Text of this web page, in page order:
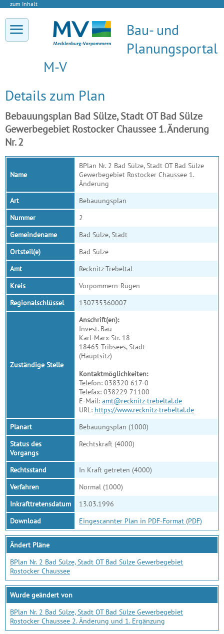
zum Inhalt
Bau- und
Planungsportal
M-V
Details zum Plan
Bebauungsplan Bad Sülze, Stadt OT Bad Sülze
Gewerbegebiet Rostocker Chaussee 1. Änderung
Nr. 2
Name
BPlan Nr. 2 Bad Sülze, Stadt OT Bad Sülze
Gewerbegebiet Rostocker Chaussee 1.
Änderung
Art
Bebauungsplan
Nummer
2
Gemeindename
Bad Sülze, Stadt
Ortsteil(e)
Bad Sülze
Amt
Recknitz-Trebeltal
Kreis
Vorpommern-Rügen
Regionalschlüssel
130735360007
Zuständige Stelle
Anschrift(en):
Invest. Bau
Karl-Marx-Str. 18
18465 Tribsees, Stadt
(Hauptsitz)
Kontaktmöglichkeiten:
Telefon: 038320 617-0
Telefax: 038229 71100
E-Mail: amt@recknitz-trebeltal.de
URL: https://www.recknitz-trebeltal.de
Planart
Bebauungsplan (1000)
Status des
Vorgangs
Rechtskraft (4000)
Rechtsstand
In Kraft getreten (4000)
Verfahren
Normal (1000)
Inkrafttretensdatum
13.03.1996
Download
Eingescannter Plan in PDF-Format (PDF)
Ändert Pläne
BPlan Nr. 2 Bad Sülze, Stadt OT Bad Sülze Gewerbegebiet
Rostocker Chaussee
Wurde geändert von
BPlan Nr. 2 Bad Sülze, Stadt OT Bad Sülze Gewerbegebiet
Rostocker Chaussee 2. Änderung und 1. Ergänzung